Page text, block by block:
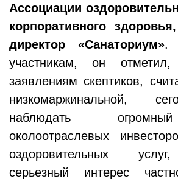
Ассоциации
корпоративного
директор «Санаториум».
участникам, он
заявлениям скептиков,
низкомаржинальной,
наблюдать
околоотраслевых
оздоровительных
серьезный интерес